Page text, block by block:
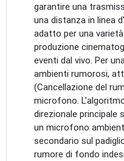
garantire una
una distanza in linea
adatto per una
produzione
eventi dal vivo. Per
ambienti rumorosi,
(Cancellazione del
microfono.
direzionale principale
un microfono
secondario sul
rumore di fondo